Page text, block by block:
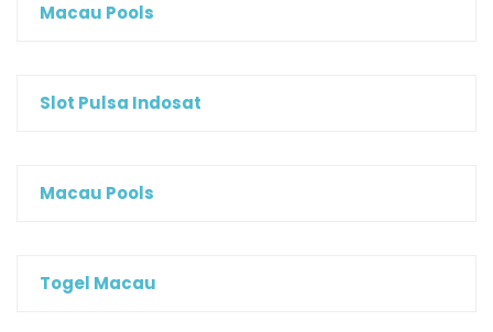
Macau Pools
Slot Pulsa Indosat
Macau Pools
Togel Macau